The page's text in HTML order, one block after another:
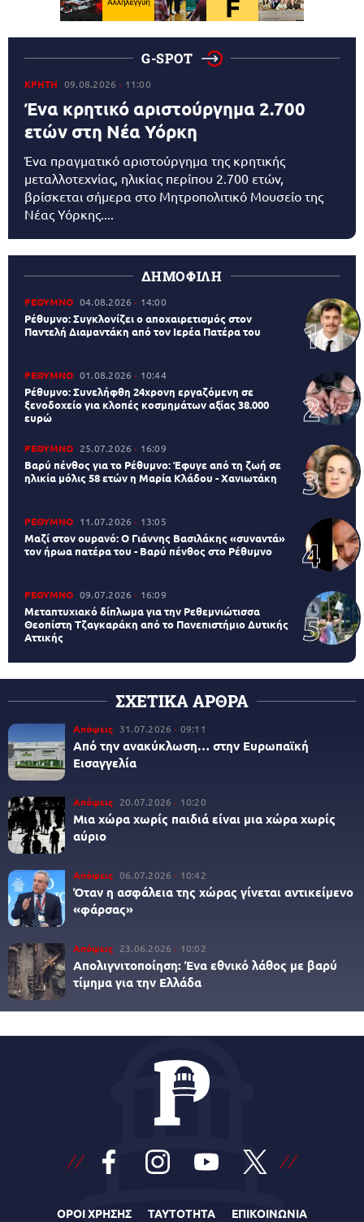
G-SPOT
ΚΡΗΤΗ 09.08.2026 11:00
Ένα κρητικό αριστούργημα 2.700
ετών στη Νέα Υόρκη
Ένα πραγματικό αριστούργημα της κρητικής
μεταλλοτεχνίας, ηλικίας περίπου 2.700 ετών,
βρίσκεται σήμερα στο Μητροπολιτικό Μουσείο της
Νέας Υόρκης....
ΔΗΜΟΦΙΛΗ
ΡΕΘΥΜΝΟ 04.08.2026 14:00
Ρέθυμνο: Συγκλονίζει ο αποχαιρετισμός στον
Παντελή Διαμαντάκη από τον Ιερέα Πατέρα του
ΡΕΘΥΜΝΟ 01.08.2026 10:44
Ρέθυμνο: Συνελήφθη 24χρονη εργαζόμενη σε
ξενοδοχείο για κλοπές κοσμημάτων αξίας 38.000
ευρώ
ΡΕΘΥΜΝΟ 25.07.2026 16:09
Βαρύ πένθος για το Ρέθυμνο: Έφυγε από τη ζωή σε
ηλικία μόλις 58 ετών η Μαρία Κλάδου - Χανιωτάκη
ΡΕΘΥΜΝΟ 11.07.2026 13:05
Μαζί στον ουρανό: Ο Γιάννης Βασιλάκης «συναντά»
τον ήρωα πατέρα του - Βαρύ πένθος στο Ρέθυμνο
ΡΕΘΥΜΝΟ 09.07.2026 16:09
Μεταπτυχιακό δίπλωμα για την Ρεθεμνιώτισσα
Θεοπίστη Τζαγκαράκη από το Πανεπιστήμιο Δυτικής
Αττικής
ΣΧΕΤΙΚΑ ΑΡΘΡΑ
Απόψεις 31.07.2026 09:11
Από την ανακύκλωση… στην Ευρωπαϊκή
Εισαγγελία
Απόψεις 20.07.2026 10:20
Μια χώρα χωρίς παιδιά είναι μια χώρα χωρίς
αύριο
Απόψεις 06.07.2026 10:42
Όταν η ασφάλεια της χώρας γίνεται αντικείμενο
«φάρσας»
Απόψεις 23.06.2026 10:02
Απολιγνιτοποίηση: Ένα εθνικό λάθος με βαρύ
τίμημα για την Ελλάδα
ΟΡΟΙ ΧΡΗΣΗΣ ΤΑΥΤΟΤΗΤΑ ΕΠΙΚΟΙΝΩΝΙΑ